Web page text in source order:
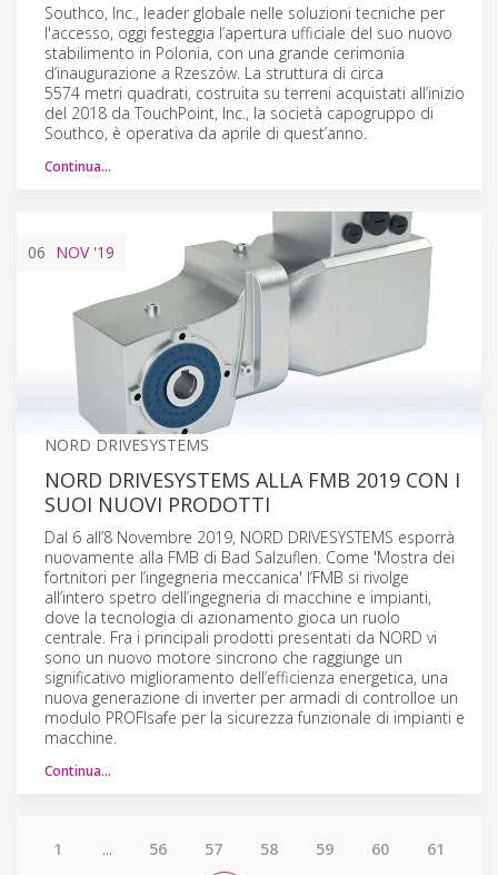
Southco, Inc., leader globale nelle soluzioni tecniche per
l'accesso, oggi festeggia l’apertura ufficiale del suo nuovo
stabilimento in Polonia, con una grande cerimonia
d’inaugurazione a Rzeszów. La struttura di circa
5574 metri quadrati, costruita su terreni acquistati all’inizio
del 2018 da TouchPoint, Inc., la società capogruppo di
Southco, è operativa da aprile di quest’anno.
Continua…
06 NOV'19
NORD DRIVESYSTEMS
NORD DRIVESYSTEMS ALLA FMB 2019 CON I
SUOI NUOVI PRODOTTI
Dal 6 all’8 Novembre 2019, NORD DRIVESYSTEMS esporrà
nuovamente alla FMB di Bad Salzuflen. Come 'Mostra dei
fortnitori per l’ingegneria meccanica' l’FMB si rivolge
all’intero spetro dell’ingegneria di macchine e impianti,
dove la tecnologia di azionamento gioca un ruolo
centrale. Fra i principali prodotti presentati da NORD vi
sono un nuovo motore sincrono che raggiunge un
significativo miglioramento dell’efficienza energetica, una
nuova generazione di inverter per armadi di controlloe un
modulo PROFIsafe per la sicurezza funzionale di impianti e
macchine.
Continua…
1 ... 56 57 58 59 60 61